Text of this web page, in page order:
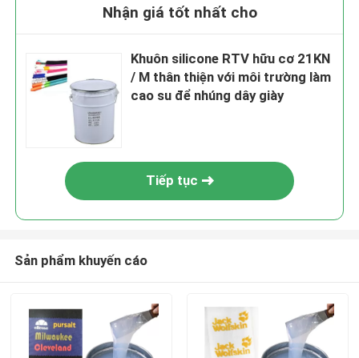
Nhận giá tốt nhất cho
Khuôn silicone RTV hữu cơ 21KN
/ M thân thiện với môi trường làm
cao su để nhúng dây giày
Tiếp tục
Sản phẩm khuyến cáo